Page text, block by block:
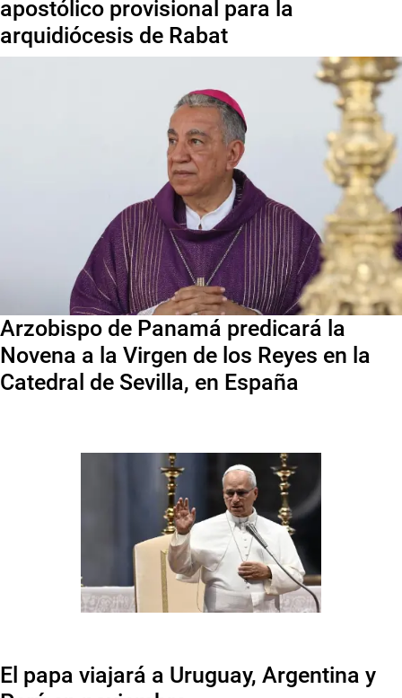
apostólico provisional para la
arquidiócesis de Rabat
Arzobispo de Panamá predicará la
Novena a la Virgen de los Reyes en la
Catedral de Sevilla, en España
El papa viajará a Uruguay, Argentina y